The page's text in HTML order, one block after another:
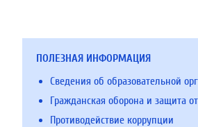
ПОЛЕЗНАЯ ИНФОРМАЦИЯ
Сведения об образовательной
Гражданская оборона и защита
Противодействие коррупции